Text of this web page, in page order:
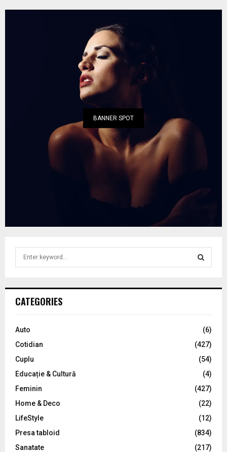
BANNER SPOT
h
o
:
C
CATEGORIES
Auto
(6)
Cotidian
(427)
Cuplu
(54)
Educație & Cultură
(4)
Feminin
(427)
Home & Deco
(22)
LifeStyle
(12)
Presa tabloid
(834)
Sanatate
(217)